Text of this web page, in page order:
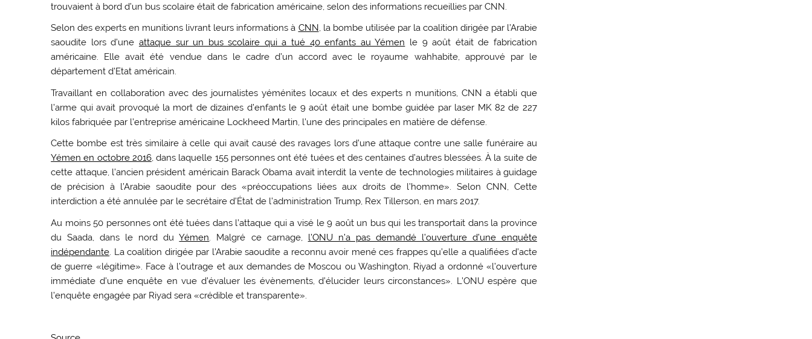
trouvaient à bord d’un bus scolaire était de fabrication américaine, selon des informations recueillies par CNN.
Selon des experts en munitions livrant leurs informations à CNN, la bombe utilisée par la coalition dirigée par l’Arabie
saoudite lors d’une attaque sur un bus scolaire qui a tué 40 enfants au Yémen le 9 août était de fabrication
américaine. Elle avait été vendue dans le cadre d’un accord avec le royaume wahhabite, approuvé par le
département d’Etat américain.
Travaillant en collaboration avec des journalistes yéménites locaux et des experts n munitions, CNN a établi que
l’arme qui avait provoqué la mort de dizaines d’enfants le 9 août était une bombe guidée par laser MK 82 de 227
kilos fabriquée par l’entreprise américaine Lockheed Martin, l’une des principales en matière de défense.
Cette bombe est très similaire à celle qui avait causé des ravages lors d’une attaque contre une salle funéraire au
Yémen en octobre 2016, dans laquelle 155 personnes ont été tuées et des centaines d’autres blessées. À la suite de
cette attaque, l’ancien président américain Barack Obama avait interdit la vente de technologies militaires à guidage
de précision à l’Arabie saoudite pour des «préoccupations liées aux droits de l’homme». Selon CNN, Cette
interdiction a été annulée par le secrétaire d’État de l’administration Trump, Rex Tillerson, en mars 2017.
Au moins 50 personnes ont été tuées dans l’attaque qui a visé le 9 août un bus qui les transportait dans la province
du Saada, dans le nord duYémen . Malgré ce carnage, l’ONU n’a pas demandé l’ouverture d’une enquête
indépendante . La coalition dirigée par l’Arabie saoudite a reconnu avoir mené ces frappes qu’elle a qualifiées d’acte
de guerre «légitime». Face à l’outrage et aux demandes de Moscou ou Washington, Riyad a ordonné «l’ouverture
immédiate d’une enquête en vue d’évaluer les évènements, d’élucider leurs circonstances». L’ONU espère que
l’enquête engagée par Riyad sera «crédible et transparente».